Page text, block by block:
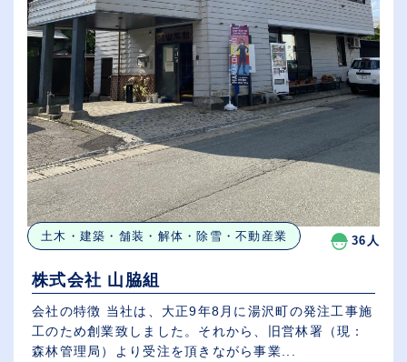
土木・建築・舗装・解体・除雪・不動産業 36人
株式会社 山脇組
会社の特徴 当社は、大正9年8月に湯沢町の発注工事施
工のため創業致しました。それから、旧営林署（現：
森林管理局）より受注を頂きながら事業...